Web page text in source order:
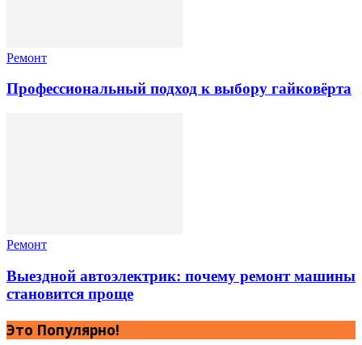
Ремонт
Профессиональный подход к выбору гайковёрта
Ремонт
Выездной автоэлектрик: почему ремонт машины
становится проще
Это Популярно!